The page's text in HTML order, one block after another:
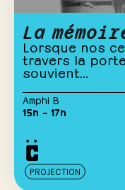
La
Lorsque nos
travers la
souvient...
Amphi B
15h – 17h
PROJECTION